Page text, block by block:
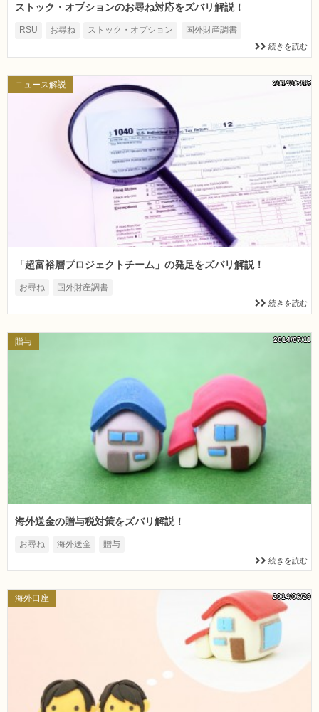
ストック・オプションのお尋ね対応をズバリ解説！
RSU お尋ね ストック・オプション 国外財産調書
続きを読む
ニュース解説 2014/07/15
「超富裕層プロジェクトチーム」の発足をズバリ解説！
お尋ね 国外財産調書
続きを読む
贈与 2014/07/11
海外送金の贈与税対策をズバリ解説！
お尋ね 海外送金 贈与
続きを読む
海外口座 2014/06/29